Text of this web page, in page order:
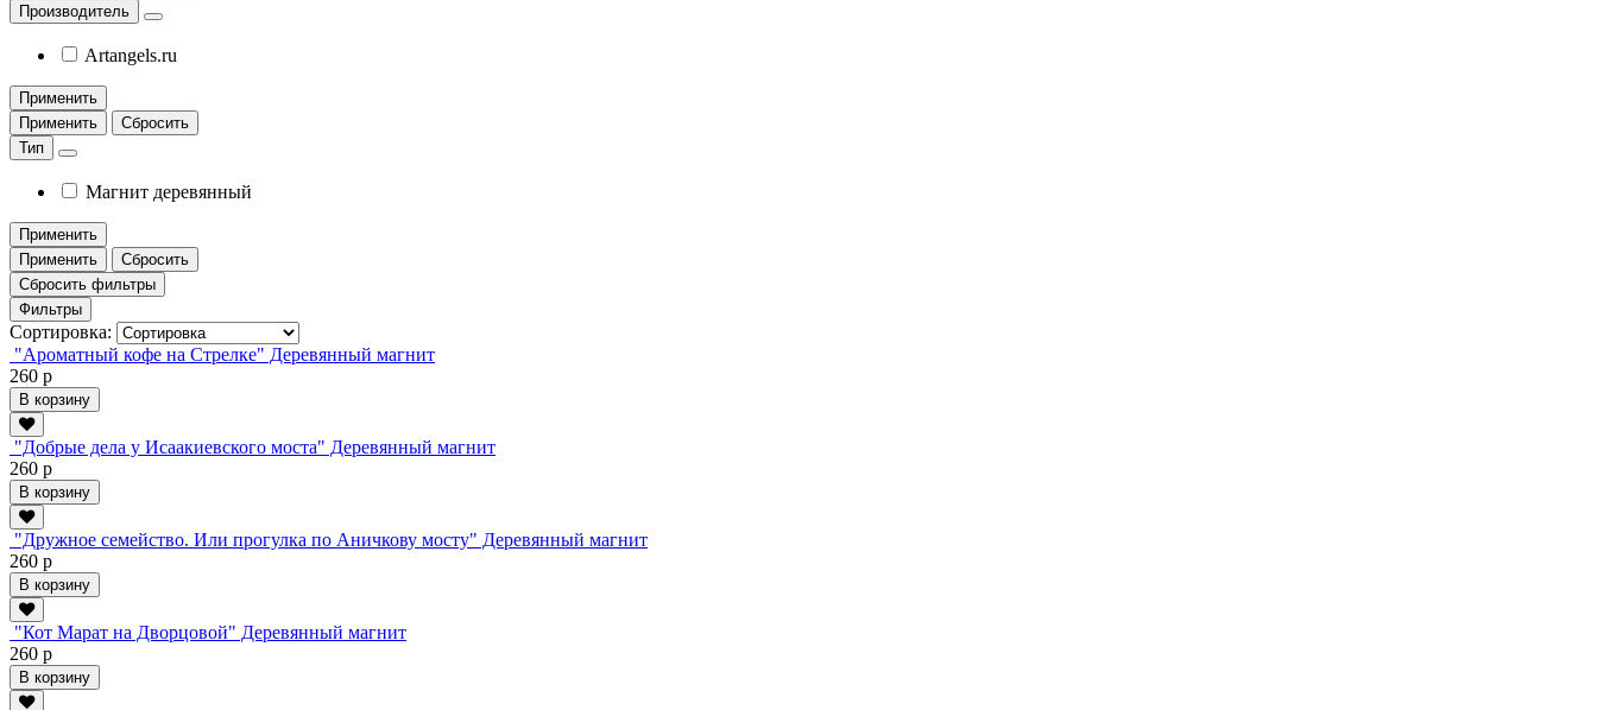
Производитель
Artangels.ru
Применить
Применить
Сбросить
Тип
Магнит деревянный
Применить
Применить
Сбросить
Сбросить фильтры
Фильтры
Сортировка:
"Ароматный кофе на Стрелке" Деревянный магнит
260 р
В корзину
"Добрые дела у Исаакиевского моста" Деревянный магнит
260 р
В корзину
"Дружное семейство. Или прогулка по Аничкову мосту" Деревянный магнит
260 р
В корзину
"Кот Марат на Дворцовой" Деревянный магнит
260 р
В корзину